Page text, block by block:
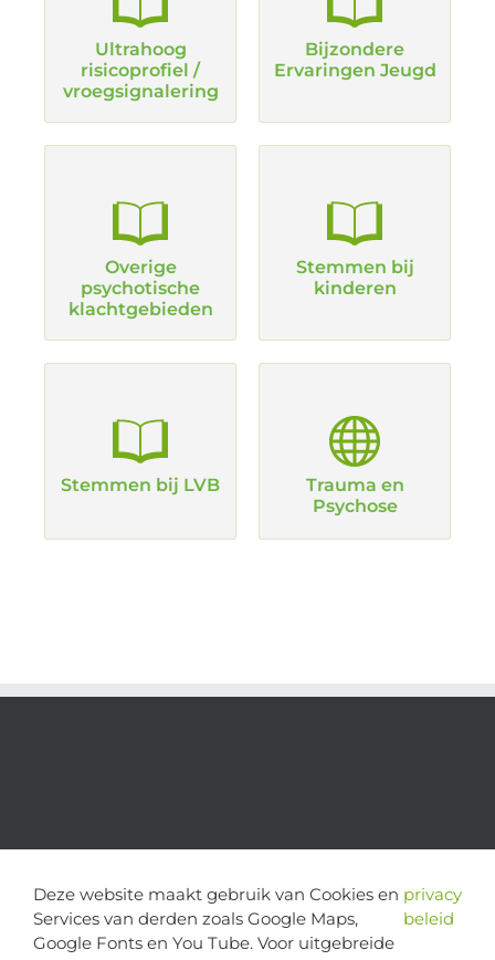
Ultrahoog
risicoprofiel /
vroegsignalering
Bijzondere
Ervaringen Jeugd
Overige
psychotische
klachtgebieden
Stemmen bij
kinderen
Stemmen bij LVB
Trauma en
Psychose
Deze website maakt gebruik van Cookies en
Services van derden zoals Google Maps,
Google Fonts en You Tube. Voor uitgebreide
privacy
beleid